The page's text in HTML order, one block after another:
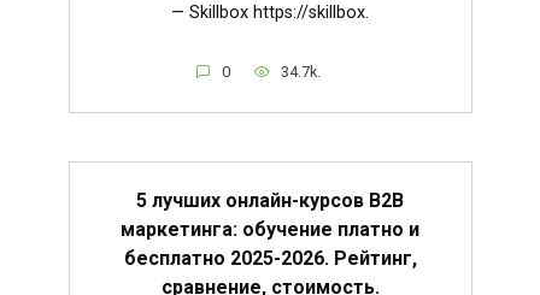
— Skillbox https://skillbox.
0 34.7k.
5 лучших онлайн-курсов B2B
маркетинга: обучение платно и
бесплатно 2025-2026. Рейтинг,
сравнение, стоимость.